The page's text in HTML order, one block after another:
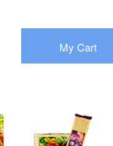
My Cart